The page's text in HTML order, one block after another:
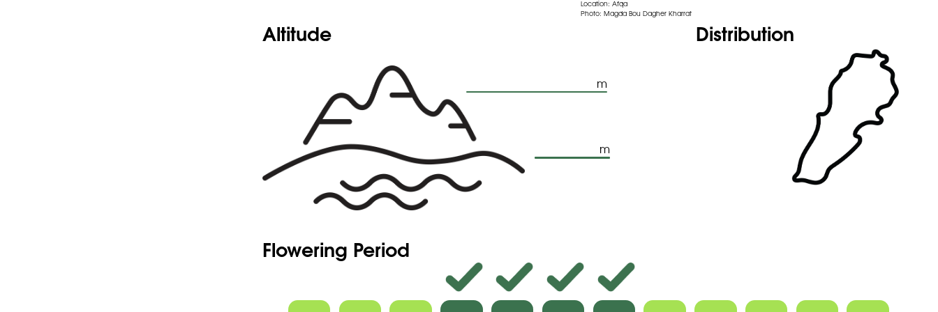
Location: Afqa
Photo: Magda Bou Dagher Kharrat
Altitude
m
m
Distribution
Flowering Period